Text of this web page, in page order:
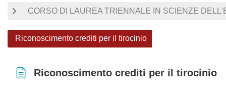
CORSO DI LAUREA TRIENNALE IN SCIENZE
Riconoscimento crediti per il tirocinio
Riconoscimento crediti per il tirocinio